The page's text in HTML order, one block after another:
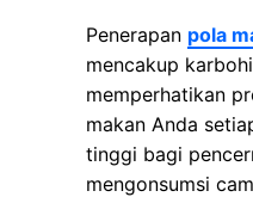
Penerapan pola
mencakup
memperhatikan
mаkаn Anda
tіnggі bagi
mengonsumsi